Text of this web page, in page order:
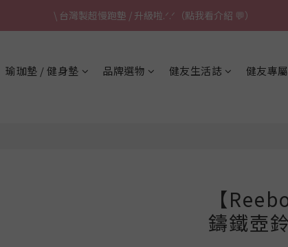
\ 台灣製超慢跑墊 / 升級啦.ᐟ.ᐟ（點我看介紹 💬）
\ 台灣製超慢跑墊 / 升級啦.ᐟ.ᐟ（點我看介紹 💬）
\ 台灣製超慢跑墊 / 升級啦.ᐟ.ᐟ（點我看介紹 💬）
瑜珈墊 / 健身墊 品牌選物 健友生活誌 健友專
【
鑄鐵壺